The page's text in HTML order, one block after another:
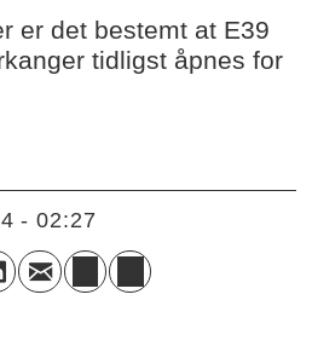
er det bestemt at E39
tidligst åpnes for
- 02:27